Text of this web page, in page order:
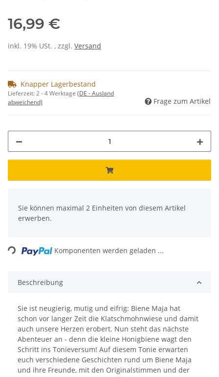
16,99 €
inkl. 19% USt. , zzgl. Versand
Knapper Lagerbestand
Lieferzeit:2 - 4 Werktage (DE - Ausland
abweichend)
Frage zum Artikel
Sie können maximal 2 Einheiten von diesem Artikel
erwerben.
Loading... Komponenten werden geladen ...
Beschreibung
Sie ist neugierig, mutig und eifrig: Biene Maja hat
schon vor langer Zeit die Klatschmohnwiese und damit
auch unsere Herzen erobert. Nun steht das nächste
Abenteuer an - denn die kleine Honigbiene wagt den
Schritt ins Tonieversum! Auf diesem Tonie erwarten
euch verschiedene Geschichten rund um Biene Maja
und ihre Freunde, mit den Originalstimmen und der